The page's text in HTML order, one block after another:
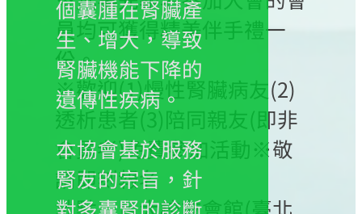
個囊腫在腎臟產
生、增大，導致
腎臟機能下降的
遺傳性疾病。
本協會基於服務
腎友的宗旨，針
員均可獲得精美伴手禮一
份。
※歡迎(1)慢性腎臟病友(2)
透析患者(3)陪同親友(即非
會員者)免費參加活動※敬
請即刻報名